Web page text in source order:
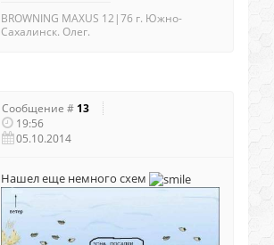
BROWNING MAXUS 12|76 г. Южно-
Сахалинск. Олег.
Сообщение # 13
19:56
05.10.2014
Нашел еще немного схем